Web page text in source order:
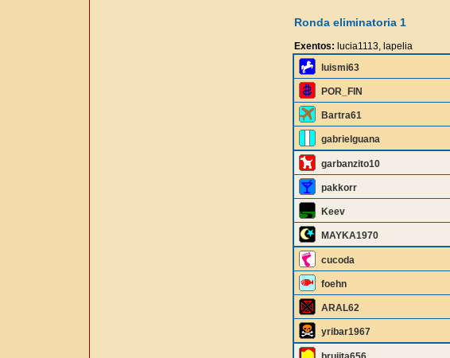
Ronda eliminatoria 1
Exentos: lucia1113, lapelia
luismi63
POR_FIN
Bartra61
gabrielguana
garbanzito10
pakkorr
Keev
MAYKA1970
cucoda
foehn
ARAL62
yribar1967